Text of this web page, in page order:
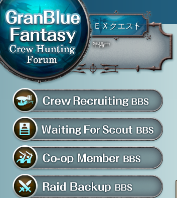
グラブル騎空団募集掲示
騎空団員募集掲示板
騎空団入団希望掲示板
共闘部屋・メンバー掲示板
ＥＸクエスト
準備中